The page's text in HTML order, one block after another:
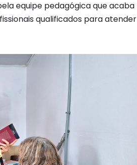
equipe pedagógica que acaba
qualificados para atender